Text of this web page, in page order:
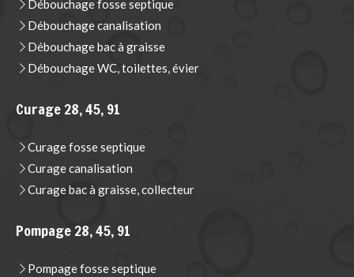
Débouchage fosse septique
Débouchage canalisation
Débouchage bac à graisse
Débouchage WC, toilettes, évier
Curage 28, 45, 91
Curage fosse septique
Curage canalisation
Curage bac à graisse, collecteur
Pompage 28, 45, 91
Pompage fosse septique